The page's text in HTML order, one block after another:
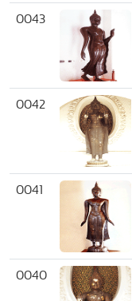
0043
0042
0041
0040